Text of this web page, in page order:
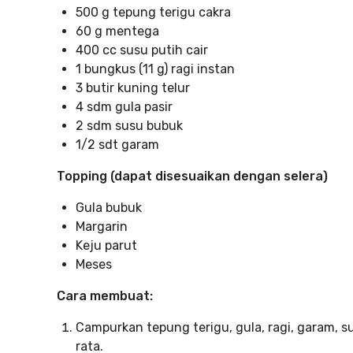
500 g tepung terigu cakra
60 g mentega
400 cc susu putih cair
1 bungkus (11 g) ragi instan
3 butir kuning telur
4 sdm gula pasir
2 sdm susu bubuk
1/2 sdt garam
Topping (dapat disesuaikan dengan selera)
Gula bubuk
Margarin
Keju parut
Meses
Cara membuat:
Campurkan tepung terigu, gula, ragi, garam,
rata.